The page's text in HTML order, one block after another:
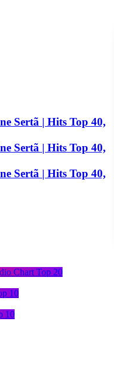
Chart Top 20
10
10